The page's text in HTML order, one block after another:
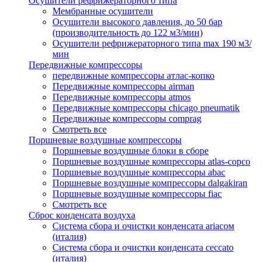
Мембранные осушители
Осушители высокого давления, до 50 бар
(производительность до 122 м3/мин)
Осушители рефрижераторного типа max 190 м3/
мин
Передвижные компрессоры
передвижные компрессоры атлас-копко
Передвижные компрессоры airman
Передвижные компрессоры atmos
Передвижные компрессоры chicago pneumatik
Передвижные компрессоры comprag
Смотреть все
Поршневые воздушные компрессоры
Поршневые воздушные блоки в сборе
Поршневые воздушные компрессоры atlas-copco
Поршневые воздушные компрессоры abac
Поршневые воздушные компрессоры dalgakiran
Поршневые воздушные компрессоры fiac
Смотреть все
Сброс конденсата воздуха
Система сбора и очистки конденсата ariacом
(италия)
Система сбора и очистки конденсата ceccato
(италия)